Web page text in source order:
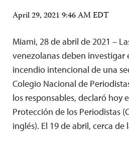
April 29, 2021 9:46 AM EDT
Miami, 28 de abril de 2021 –
venezolanas deben investigar
incendio intencional de una
Colegio Nacional de
los responsables, declaró hoy
Protección de los Periodistas
inglés). El 19 de abril, cerca